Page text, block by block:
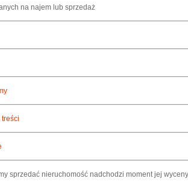
LUB
na najem lub sprzedaż
sprzedać nieruchomość nadchodzi moment jej